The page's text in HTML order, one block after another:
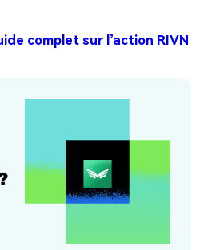
complet sur l’action RIVN